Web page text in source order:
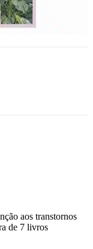
aos transtornos
de 7 livros